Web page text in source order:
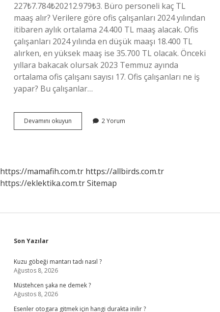
227₺7.784₺20212.979₺3. Büro personeli kaç TL
maaş alır? Verilere göre ofis çalışanları 2024 yılından
itibaren aylık ortalama 24.400 TL maaş alacak. Ofis
çalışanları 2024 yılında en düşük maaşı 18.400 TL
alırken, en yüksek maaş ise 35.700 TL olacak. Önceki
yıllara bakacak olursak 2023 Temmuz ayında
ortalama ofis çalışanı sayısı 17. Ofis çalışanları ne iş
yapar? Bu çalışanlar…
Devamını okuyun
Maaşı
2 Yorum
https://mamafih.com.tr https://allbirds.com.tr
https://eklektika.com.trSitemap
Sidebar
Son Yazılar
Kuzu göbeği mantarı tadı nasıl ?
Ağustos 8, 2026
Müstehcen şaka ne demek ?
Ağustos 8, 2026
Esenler otogara gitmek için hangi durakta inilir ?